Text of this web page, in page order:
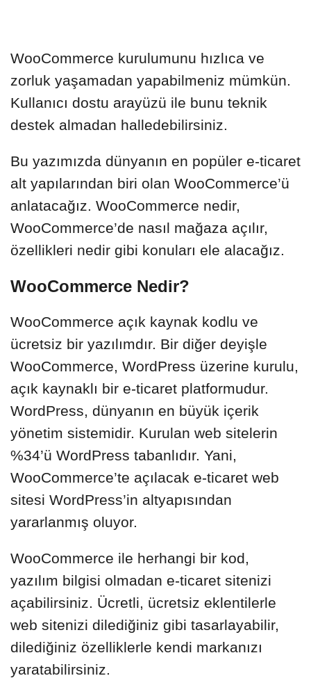
WooCommerce kurulumunu hızlıca ve
zorluk yaşamadan yapabilmeniz mümkün.
Kullanıcı dostu arayüzü ile bunu teknik
destek almadan halledebilirsiniz.
Bu yazımızda dünyanın en popüler e-ticaret
alt yapılarından biri olan WooCommerce’ü
anlatacağız. WooCommerce nedir,
WooCommerce’de nasıl mağaza açılır,
özellikleri nedir gibi konuları ele alacağız.
WooCommerce Nedir?
WooCommerce açık kaynak kodlu ve
ücretsiz bir yazılımdır. Bir diğer deyişle
WooCommerce, WordPress üzerine kurulu,
açık kaynaklı bir e-ticaret platformudur.
WordPress, dünyanın en büyük içerik
yönetim sistemidir. Kurulan web sitelerin
%34’ü WordPress tabanlıdır. Yani,
WooCommerce’te açılacak e-ticaret web
sitesi WordPress’in altyapısından
yararlanmış oluyor.
WooCommerce ile herhangi bir kod,
yazılım bilgisi olmadan e-ticaret sitenizi
açabilirsiniz. Ücretli, ücretsiz eklentilerle
web sitenizi dilediğiniz gibi tasarlayabilir,
dilediğiniz özelliklerle kendi markanızı
yaratabilirsiniz.